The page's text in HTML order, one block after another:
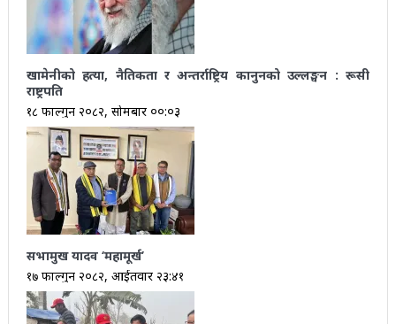
खामेनीको हत्या, नैतिकता र अन्तर्राष्ट्रिय कानुनको उल्लङ्घन : रूसी
राष्ट्रपति
१८ फाल्गुन २०८२, सोमबार ००:०३
सभामुख यादव ‘महामूर्ख’
१७ फाल्गुन २०८२, आईतवार २३:४१